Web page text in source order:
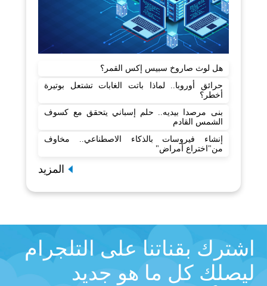
هل لوث صاروخ سبيس إكس القمر؟
حرائق أوروبا.. لماذا باتت الغابات تشتعل بوتيرة
أخطر؟
بنى مرصدا بيديه.. حلم إسباني يتحقق مع كسوف
الشمس القادم
إنشاء فيروسات بالذكاء الاصطناعي.. مخاوف
من"اختراع أمراض"
المزيد
اشترك بقناتنا على التلجرام
ليصلك كل ما هو جديد